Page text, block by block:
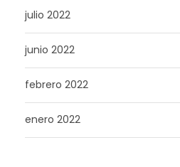
julio 2022
junio 2022
febrero 2022
enero 2022